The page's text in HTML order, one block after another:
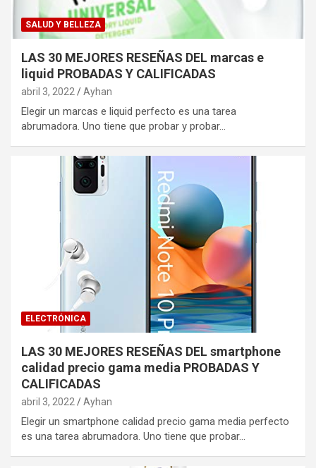
SALUD Y BELLEZA
LAS 30 MEJORES RESEÑAS DEL marcas e
liquid PROBADAS Y CALIFICADAS
abril 3, 2022 Ayhan
Elegir un marcas e liquid perfecto es una tarea
abrumadora. Uno tiene que probar y probar…
ELECTRÓNICA
LAS 30 MEJORES RESEÑAS DEL smartphone
calidad precio gama media PROBADAS Y
CALIFICADAS
abril 3, 2022 Ayhan
Elegir un smartphone calidad precio gama media perfecto
es una tarea abrumadora. Uno tiene que probar…